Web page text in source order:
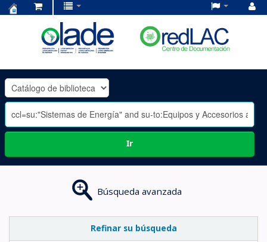
OLADE
-
Ir
Búsqueda avanzada
Refinar su búsqueda